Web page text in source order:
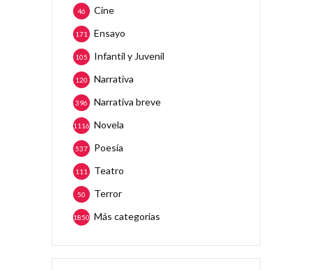
Cine
46
Ensayo
171
Infantil y Juvenil
105
Narrativa
120
Narrativa breve
396
Novela
1116
Poesía
537
Teatro
111
Terror
50
Más categorias
1850